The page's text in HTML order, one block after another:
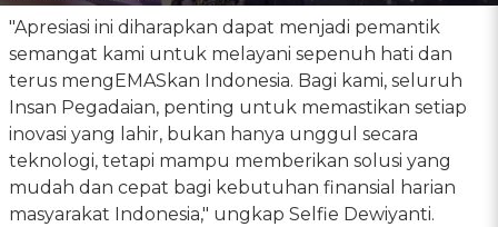
"Apresiasi ini diharapkan dapat menjadi pemantik
semangat kami untuk melayani sepenuh hati dan
terus mengEMASkan Indonesia. Bagi kami, seluruh
Insan Pegadaian, penting untuk memastikan setiap
inovasi yang lahir, bukan hanya unggul secara
teknologi, tetapi mampu memberikan solusi yang
mudah dan cepat bagi kebutuhan finansial harian
masyarakat Indonesia," ungkap Selfie Dewiyanti.